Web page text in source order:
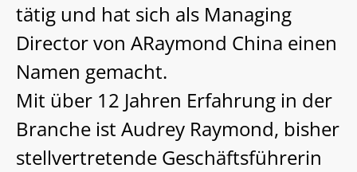
tätig und hat sich als Managing
Director von ARaymond China einen
Namen gemacht.
Mit über 12 Jahren Erfahrung in der
Branche ist Audrey Raymond, bisher
stellvertretende Geschäftsführerin